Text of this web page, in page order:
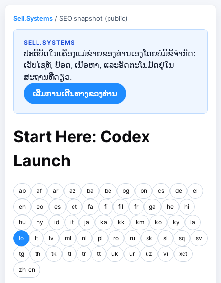
Sell.Systems / SEO snapshot (public)
SELL.SYSTEMS
ປະຕິບັດໃນເຄື່ອງແມ່ຂ່າຍຂອງທ່ານເອງໂດຍບໍ່ມີຂໍ້ຈໍາກັດ:
ເວັບໄຊທ໌, ບັອດ, ເນື້ອຫາ, ແລະອັດຕະໂນມັດຢູ່ໃນ
ສະຖານທີ່ດຽວ.
ເລີ່ມ​ການ​ເດີນ​ທາງ​ຂອງ​ທ່ານ​
Start Here: Codex
Launch
ab af ar az ba be bg bn cs de el
en eo es et fa fi fil fr ga he hi
hu hy id it ja ka kk km ko ky la
lo lt lv ml nl pl ro ru sk sl sq sv
tg th tk tl tr tt uk ur uz vi xct
zh_cn